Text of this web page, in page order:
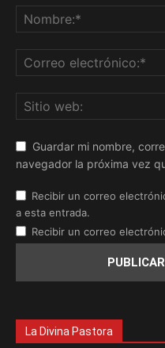
Guardar mi nombre,
navegador la próxima vez
Recibir un correo
a esta entrada.
Recibir un correo
La Divina Pastora